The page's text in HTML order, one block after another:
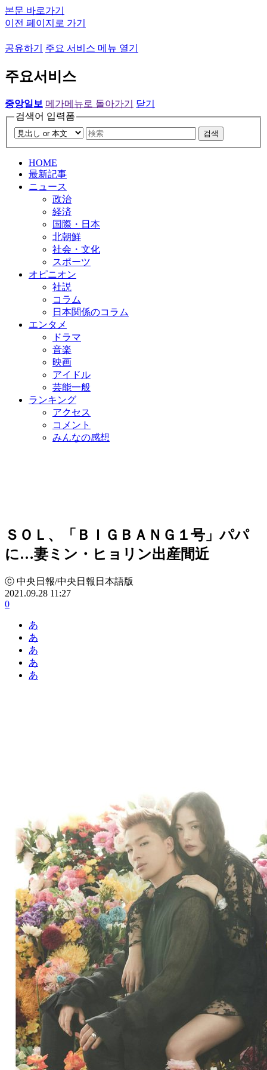
본문 바로가기
이전 페이지로 가기
공유하기 주요 서비스 메뉴 열기
주요서비스
중앙일보 메가메뉴로 돌아가기
닫기
검색어 입력폼
검색
HOME
最新記事
ニュース
政治
経済
国際・日本
北朝鮮
社会・文化
スポーツ
オピニオン
社説
コラム
日本関係のコラム
エンタメ
ドラマ
音楽
映画
アイドル
芸能一般
ランキング
アクセス
コメント
みんなの感想
ＳＯＬ、「ＢＩＧＢＡＮＧ１号」パパ
に…妻ミン・ヒョリン出産間近
ⓒ 中央日報/中央日報日本語版
2021.09.28 11:27
0
あ
あ
あ
あ
あ